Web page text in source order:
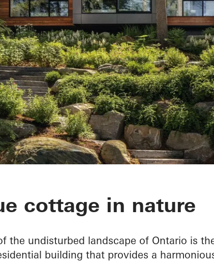
Earth Cottage
cottage in nature
the undisturbed landscape of Ontario is
building that provides a